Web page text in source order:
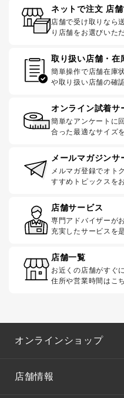
ネットで注文 店舗
店舗で受け取りなら
り店舗をお選びいた
取り扱い店舗・在
簡単操作で店舗在庫
や取り扱い店舗の確
オンライン試着サ
簡単なアンケートに
合った最適なサイズ
メールマガジンサ
メルマガ登録でオト
すすめトピックスを
店舗サービス
専門アドバイザーが
充実したサービスを
店舗一覧
お近くの店舗がすぐ
住所や営業時間はこ
オンラインショップ
店舗情報